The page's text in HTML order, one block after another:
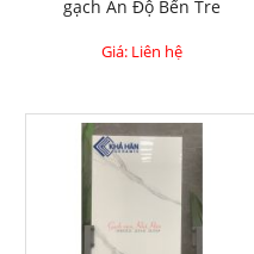
gạch Ấn Độ Bến Tre
Giá: Liên hệ